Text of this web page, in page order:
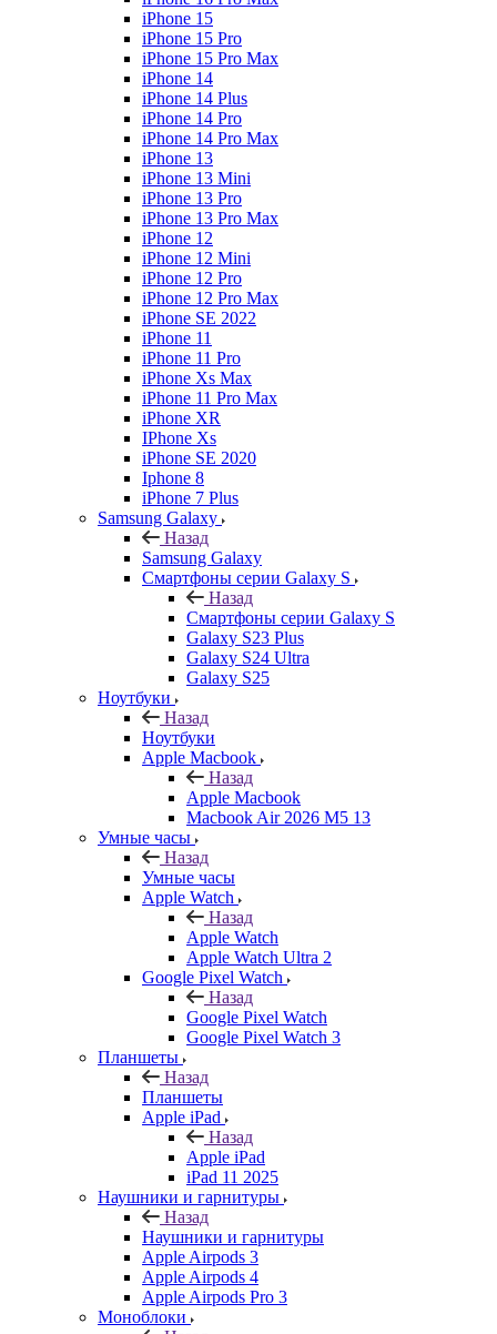
iPhone 15
iPhone 15 Pro
iPhone 15 Pro Max
iPhone 14
iPhone 14 Plus
iPhone 14 Pro
iPhone 14 Pro Max
iPhone 13
iPhone 13 Mini
iPhone 13 Pro
iPhone 13 Pro Max
iPhone 12
iPhone 12 Mini
iPhone 12 Pro
iPhone 12 Pro Max
iPhone SE 2022
iPhone 11
iPhone 11 Pro
iPhone Xs Max
iPhone 11 Pro Max
iPhone XR
IPhone Xs
iPhone SE 2020
Iphone 8
iPhone 7 Plus
Samsung Galaxy
Назад
Samsung Galaxy
Смартфоны серии Galaxy S
Назад
Смартфоны серии Galaxy S
Galaxy S23 Plus
Galaxy S24 Ultra
Galaxy S25
Ноутбуки
Назад
Ноутбуки
Apple Macbook
Назад
Apple Macbook
Macbook Air 2026 M5 13
Умные часы
Назад
Умные часы
Apple Watch
Назад
Apple Watch
Apple Watch Ultra 2
Google Pixel Watch
Назад
Google Pixel Watch
Google Pixel Watch 3
Планшеты
Назад
Планшеты
Apple iPad
Назад
Apple iPad
iPad 11 2025
Наушники и гарнитуры
Назад
Наушники и гарнитуры
Apple Airpods 3
Apple Airpods 4
Apple Airpods Pro 3
Моноблоки